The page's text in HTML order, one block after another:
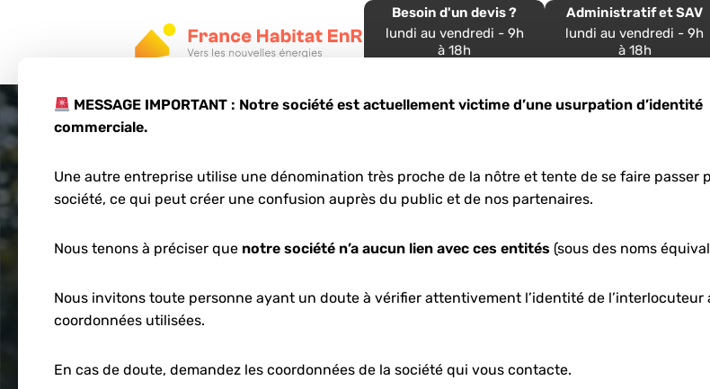
MESSAGE IMPORTANT : Notre société est actuellement victime d’une usurpation d’identité
commerciale.
Une autre entreprise utilise une dénomination très proche de la nôtre et tente de se faire passer
société, ce qui peut créer une confusion auprès du public et de nos partenaires.
Nous tenons à préciser que notre société n’a aucun lien avec ces entités (sous des noms
Nous invitons toute personne ayant un doute à vérifier attentivement l’identité de l’interlocuteur
coordonnées utilisées.
En cas de doute, demandez les coordonnées de la société qui vous contacte.
Besoin d'un devis ?
lundi au vendredi - 9h
à 18h
Administratif et SAV
lundi au vendredi - 9h
à 18h
Comparatif pompes
Nouvelle-Aquitaine:
2026